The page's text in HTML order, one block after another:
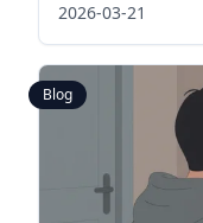
2026-03-21
Blog